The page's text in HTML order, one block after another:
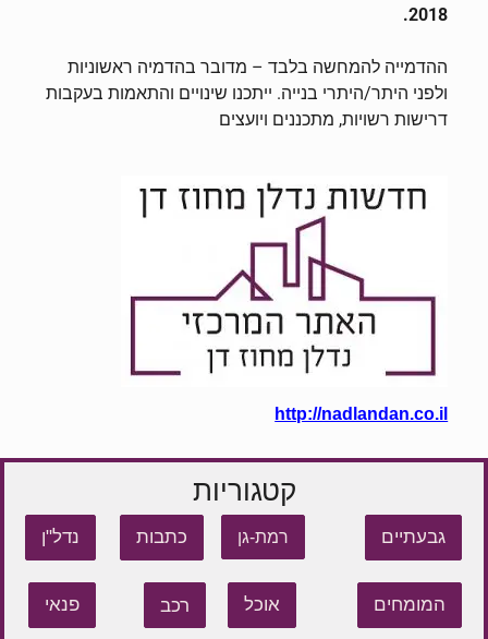
2018.
ההדמייה להמחשה בלבד – מדובר בהדמיה ראשוניות
ולפני היתר/היתרי בנייה. ייתכנו שינויים והתאמות בעקבות
דרישות רשויות, מתכננים ויועצים
http://nadlandan.co.il
קטגוריות
גבעתיים רמת-גן כתבות נדל"ן
המומחים אוכל רכב פנאי